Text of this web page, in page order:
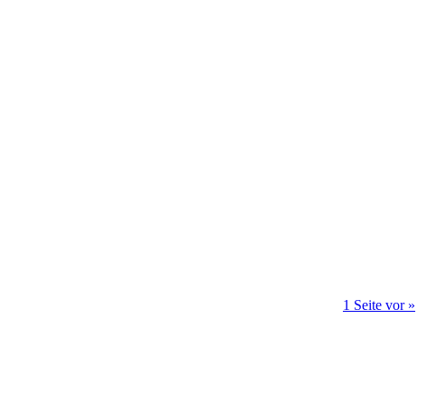
1 Seite vor »